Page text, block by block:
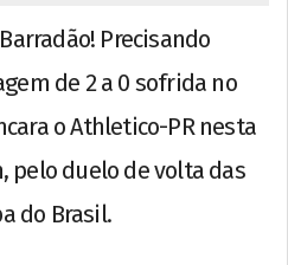
Precisando
de 2 a 0 sofrida no
o Athletico-PR nesta
pelo duelo de volta das
do Brasil.